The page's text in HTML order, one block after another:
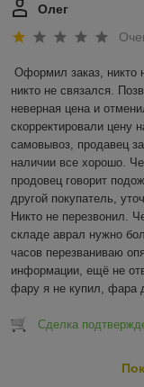
Олег
Оформил заказ, никто
никто не связался.
неверная цена и
скорректировали цену
самовывоз, продавец
наличии все хорошо.
продовец говорит
другой покупатель,
Никто не перезвонил.
складе аврал нужно
часов перезваниваю
информации, ещё не
фару я не купил, фара
Сделка